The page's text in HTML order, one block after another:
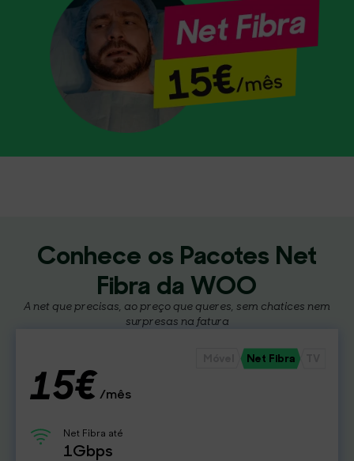
Conhece os Pacotes Net
Fibra da WOO
A net que precisas, ao preço que queres, sem chatices nem
surpresas na fatura
Net Fibra
15€/mês
Net Fibra até
1Gbps